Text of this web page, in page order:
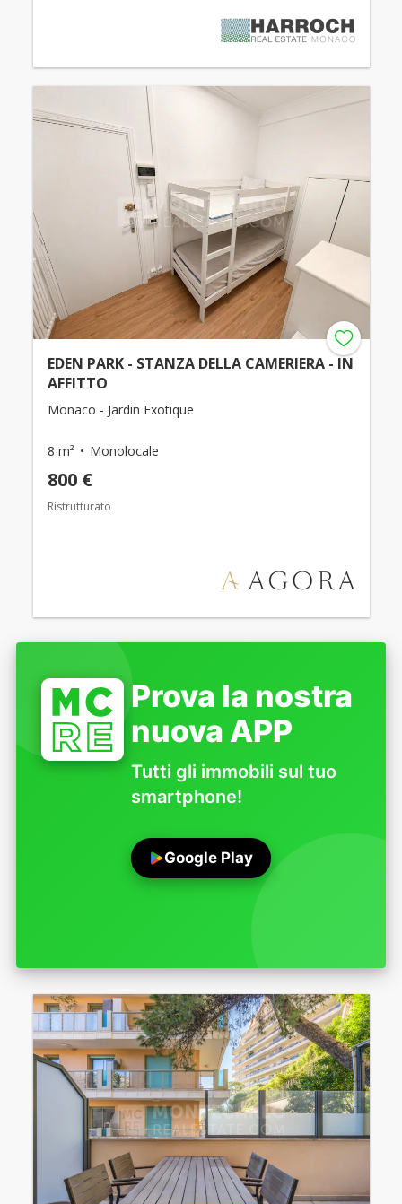
EDEN PARK - STANZA DELLA CAMERIERA - IN
AFFITTO
Monaco - Jardin Exotique
8 m² Monolocale
800 €
Ristrutturato
Prova la nostra
nuova APP
Tutti gli immobili sul tuo
smartphone!
Google Play